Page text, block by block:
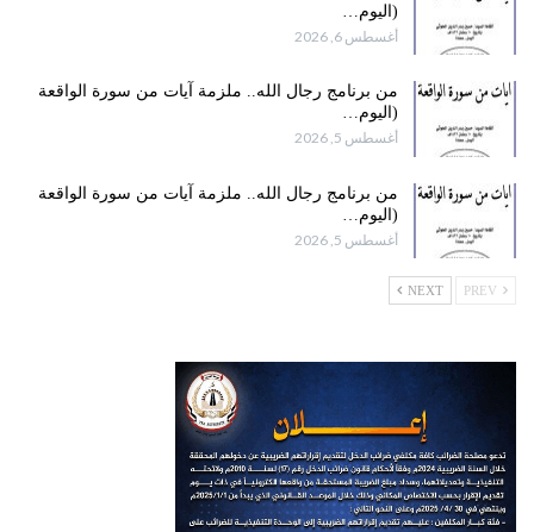
(اليوم…
أغسطس 6, 2026
من برنامج رجال الله.. ملزمة آيات من سورة الواقعة
(اليوم…
أغسطس 5, 2026
من برنامج رجال الله.. ملزمة آيات من سورة الواقعة
(اليوم…
أغسطس 5, 2026
NEXT